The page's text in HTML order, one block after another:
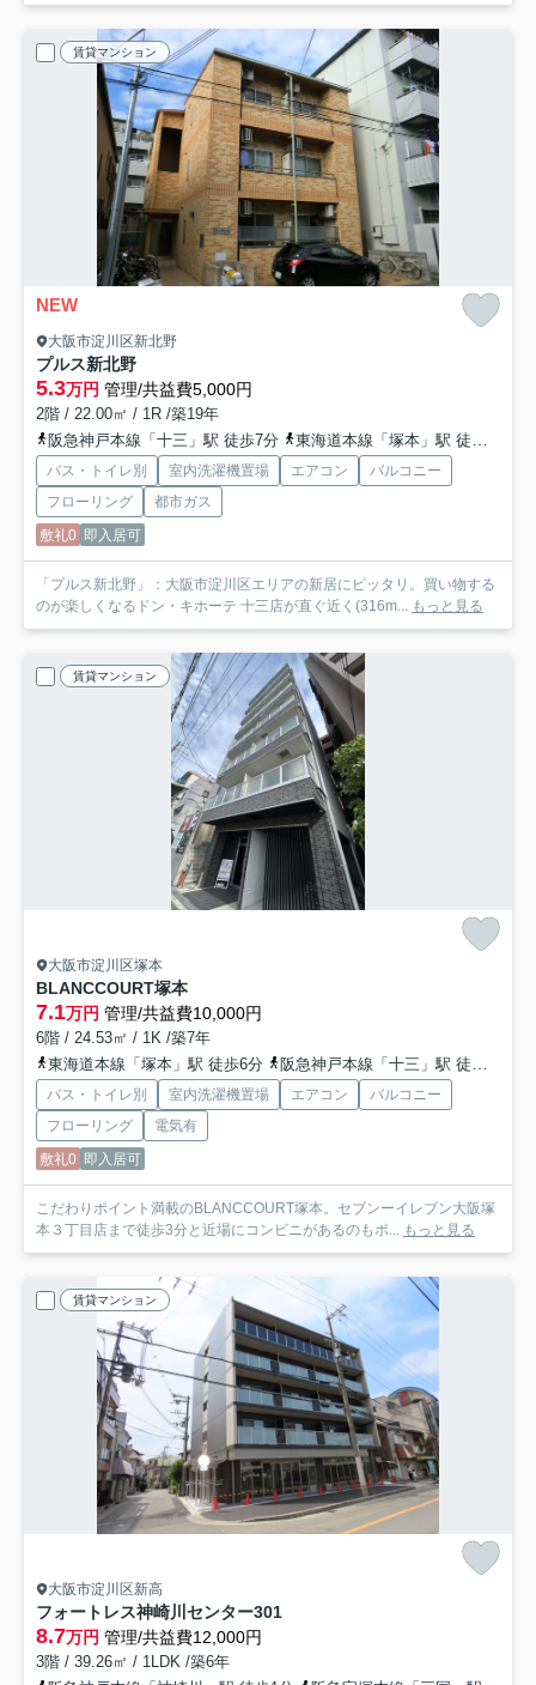
賃貸マンション
NEW
大阪市淀川区新北野
プルス新北野
5.3万円 管理/共益費5,000円
2階 / 22.00㎡ / 1R /築19年
阪急神戸本線「十三」駅 徒歩7分
東海道本線「塚本」駅 徒歩12分
バス・トイレ別 室内洗濯機置場 エアコン
バルコニー
フローリング
都市ガス
敷礼0 即入居可
「プルス新北野」：大阪市淀川区エリアの新居にピッタリ。買い物する
のが楽しくなるドン・キホーテ 十三店が直ぐ近く(316m...
もっと見る
賃貸マンション
大阪市淀川区塚本
BLANCCOURT塚本
7.1万円 管理/共益費10,000円
6階 / 24.53㎡ / 1K /築7年
東海道本線「塚本」駅 徒歩6分
阪急神戸本線「十三」駅 徒歩15分
バス・トイレ別 室内洗濯機置場 エアコン
バルコニー
フローリング
電気有
敷礼0 即入居可
こだわりポイント満載のBLANCCOURT塚本。セブンーイレブン大阪塚
本３丁目店まで徒歩3分と近場にコンビニがあるのもポ...
もっと見る
賃貸マンション
大阪市淀川区新高
フォートレス神崎川センター301
8.7万円 管理/共益費12,000円
3階 / 39.26㎡ / 1LDK /築6年